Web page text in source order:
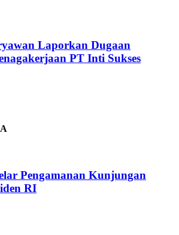
Laporkan Dugaan
PT Inti Sukses
Pengamanan Kunjungan
RI